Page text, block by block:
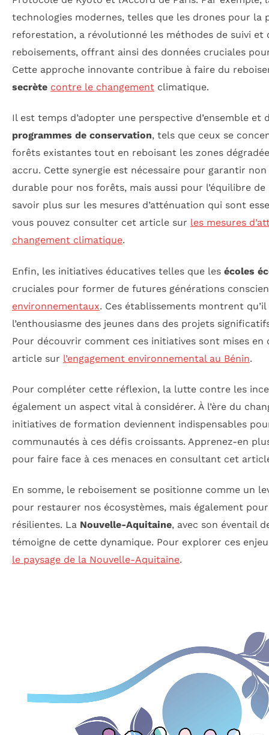
technologies modernes, telles que les drones pour la
reforestation, a révolutionné les méthodes de suivi et
reboisements, offrant ainsi des données cruciales
Cette approche innovante contribue à faire du
secrète contre le changement climatique.
Il est temps d’adopter une perspective d’ensemble et
programmes de conservation, tels que ceux se
forêts existantes tout en reboisant les zones
accru. Cette synergie est nécessaire pour garantir
durable pour nos forêts, mais aussi pour l’équilibre
savoir plus sur les mesures d’atténuation qui sont
vous pouvez consulter cet article sur les mesures
changement climatique.
Enfin, les initiatives éducatives telles que les écoles
cruciales pour former de futures générations
environnementaux. Ces établissements montrent
l’enthousiasme des jeunes dans des projets
Pour découvrir comment ces initiatives sont mises
article sur l’engagement environnemental au Bénin.
Pour compléter cette réflexion, la lutte contre les
également un aspect vital à considérer. À l’ère du
initiatives de formation deviennent indispensables
communautés à ces défis croissants. Apprenez-en
pour faire face à ces menaces en consultant cet
En somme, le reboisement se positionne comme un
pour restaurer nos écosystèmes, mais également
résilientes. La Nouvelle-Aquitaine, avec son éventail
témoigne de cette dynamique. Pour explorer ces
le paysage de la Nouvelle-Aquitaine.